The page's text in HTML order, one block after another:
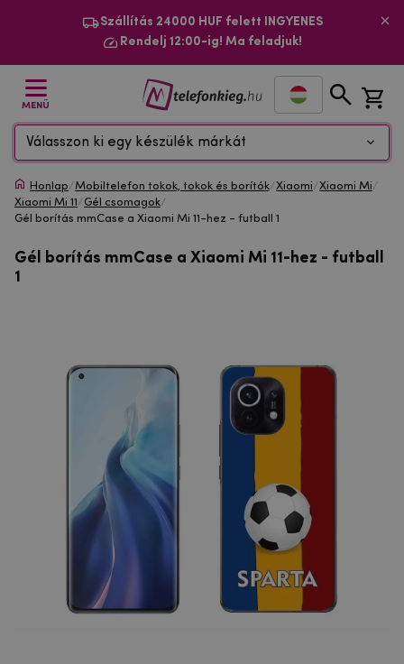
Szállítás 24000 HUF felett INGYENES
Rendelj 12:00-ig! Ma feladjuk!
MENÜ
Válasszon ki egy készülék márkát
Honlap/Mobiltelefon tokok, tokok és borítók/Xiaomi/Xiaomi Mi/
Xiaomi Mi 11/Gél csomagok/
Gél borítás mmCase a Xiaomi Mi 11-hez - futball 1
Gél borítás mmCase a Xiaomi Mi 11-hez - futball
1